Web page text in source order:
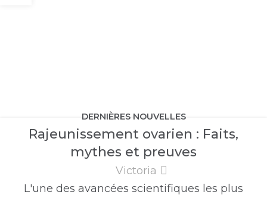
DERNIÈRES NOUVELLES
Rajeunissement ovarien : Faits,
mythes et preuves
Victoria
L'une des avancées scientifiques les plus